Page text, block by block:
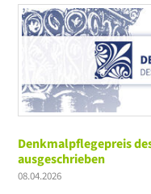
Denkmalpflegepreis
ausgeschrieben
08.04.2026